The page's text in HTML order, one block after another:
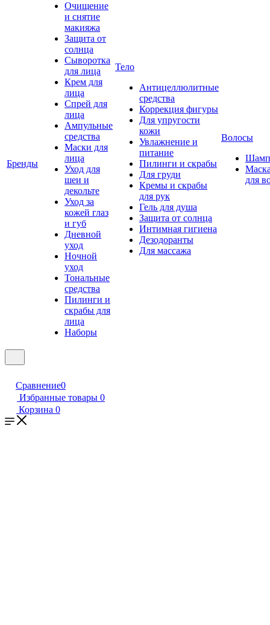
Бренды
Очищение
и снятие
макияжа
Защита от
солнца
Сыворотка
для лица
Крем для
лица
Спрей для
лица
Ампульные
средства
Маски для
лица
Уход для
шеи и
декольте
Уход за
кожей глаз
и губ
Дневной
уход
Ночной
уход
Тональные
средства
Пилинги и
скрабы для
лица
Наборы
Тело
Антицеллюлитные
средства
Коррекция фигуры
Для упругости
кожи
Увлажнение и
питание
Пилинги и скрабы
Для груди
Кремы и скрабы
для рук
Гель для душа
Защита от солнца
Интимная гигиена
Дезодоранты
Для массажа
Волосы
для
Сравнение0
Избранные товары 0
Корзина 0